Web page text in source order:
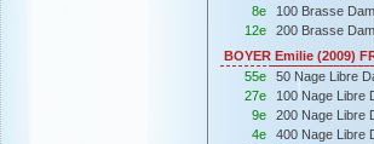
8e
100 Brasse
12e
200 Brasse
BOYER Emilie (2009)
55e
50 Nage Libre
27e
100 Nage Libre
9e
200 Nage Libre
4e
400 Nage Libre